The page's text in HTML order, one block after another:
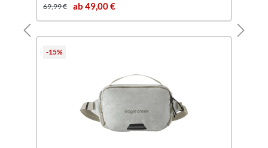
69,99 € ab 49,00 €
-15%